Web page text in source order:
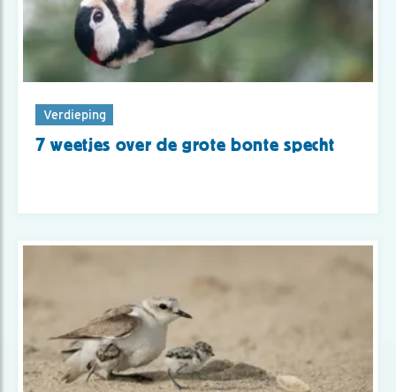
Verdieping
7 weetjes over de grote bonte specht